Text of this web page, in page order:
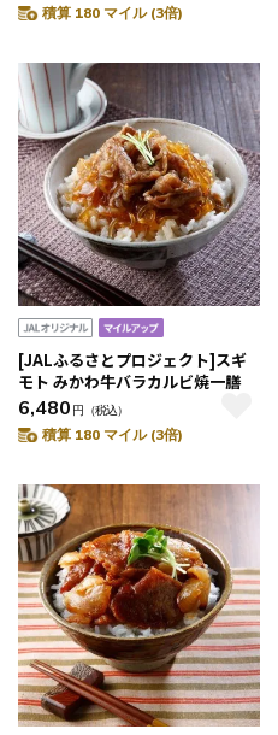
積算 180 マイル (3倍)
[JALふるさとプロジェクト]スギ
モト みかわ牛バラカルビ焼一膳
6,480 円 （税込）
積算 180 マイル (3倍)